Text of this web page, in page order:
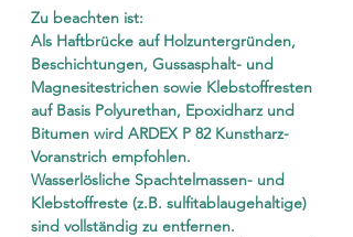
Zu beachten ist:
Als Haftbrücke auf Holzuntergründen,
Beschichtungen, Gussasphalt- und
Magnesitestrichen sowie Klebstoffresten
auf Basis Polyurethan, Epoxidharz und
Bitumen wird ARDEX P 82 Kunstharz-
Voranstrich empfohlen.
Wasserlösliche Spachtelmassen- und
Klebstoffreste (z.B. sulfitablaugehaltige)
sind vollständig zu entfernen.